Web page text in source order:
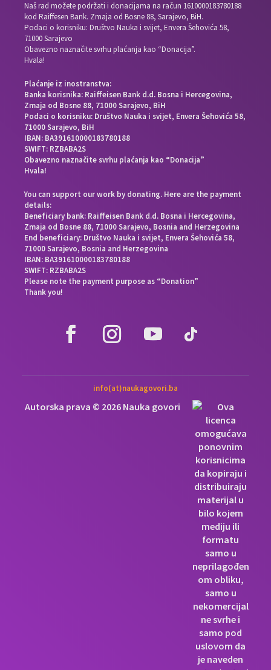
Naš rad možete podržati i donacijama na račun 1610000183780188
kod Raiffesen Bank. Zmaja od Bosne 88, Sarajevo, BiH.
Podaci o korisniku: Društvo Nauka i svijet, Envera Šehovića 58,
71000 Sarajevo
Obavezno naznačite svrhu plaćanja kao “Donacija”.
Hvala!
Plaćanje iz inostranstva:
Banka korisnika: Raiffeisen Bank d.d. Bosna i Hercegovina,
Zmaja od Bosne 88, 71000 Sarajevo, BiH
Podaci o korisniku: Društvo Nauka i svijet, Envera Šehovića 58,
71000 Sarajevo, BiH
IBAN: BA391610000183780188
SWIFT: RZBABA2S
Obavezno naznačite svrhu plaćanja kao “Donacija”
Hvala!
You can support our work by donating. Here are the payment
details:
Beneficiary bank: Raiffeisen Bank d.d. Bosna i Hercegovina,
Zmaja od Bosne 88, 71000 Sarajevo, Bosnia and Herzegovina
End beneficiary: Društvo Nauka i svijet, Envera Šehovića 58,
71000 Sarajevo, Bosnia and Herzegovina
IBAN: BA391610000183780188
SWIFT: RZBABA2S
Please note the payment purpose as “Donation”
Thank you!
info(at)naukagovori.ba
Autorska prava © 2026 Nauka govori